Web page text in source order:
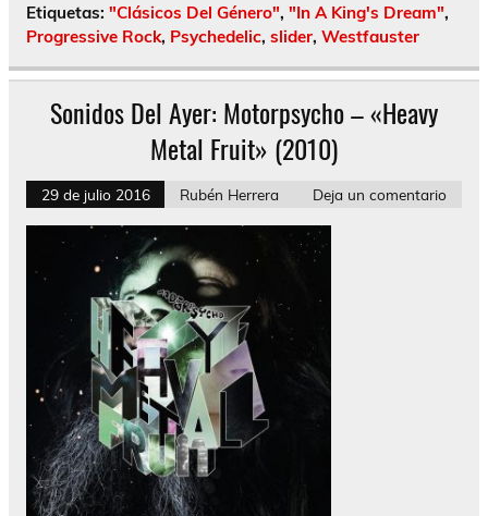
Etiquetas: "Clásicos Del Género", "In A King's Dream",
Progressive Rock, Psychedelic, slider, Westfauster
Sonidos Del Ayer: Motorpsycho – «Heavy
Metal Fruit» (2010)
29 de julio 2016 Rubén Herrera Deja un comentario